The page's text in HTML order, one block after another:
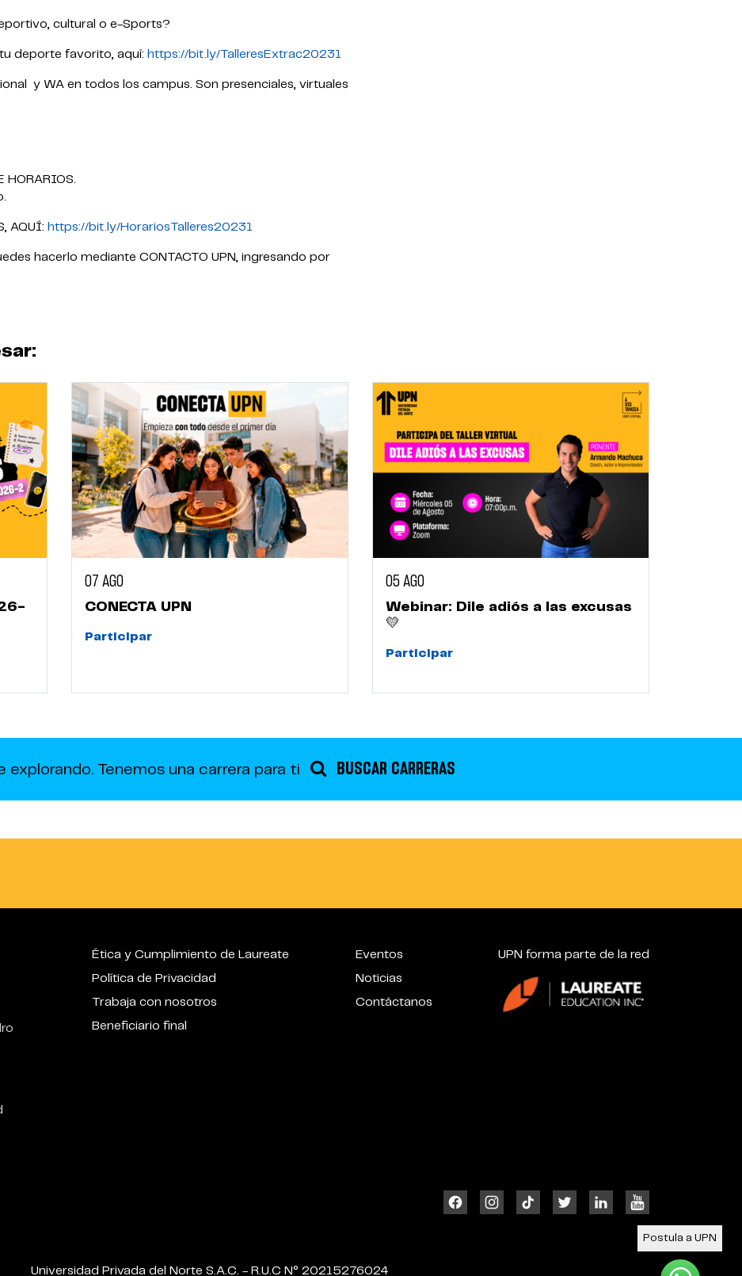
cultural o e-Sports?
deporte favorito, aquí: https://bit.ly/TalleresExtrac20231
y WA en todos los campus. Son presenciales, virtuales
HORARIOS.
AQUÍ: https://bit.ly/HorariosTalleres20231
hacerlo mediante CONTACTO UPN, ingresando por
07 AGO
CONECTA UPN
Participar
05 AGO
Webinar: Dile adiós a las excusas
💛
Participar
explorando. Tenemos una carrera para ti BUSCAR CARRERAS
Ética y Cumplimiento de Laureate
Política de Privacidad
Trabaja con nosotros
Beneficiario final
Eventos
Noticias
Contáctanos
UPN forma parte de la red
Universidad Privada del Norte S.A.C. - R.U.C N° 20215276024
Postula a UPN